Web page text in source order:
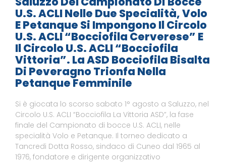
U.S. ACLI Nelle Due Specialità, Volo
E Petanque Si Impongono Il Circolo
U.S. ACLI “Bocciofila Cerverese” E
Il Circolo U.S. ACLI “Bocciofila
Vittoria”. La ASD Bocciofila Bisalta
Di Peveragno Trionfa Nella
Petanque Femminile
Si è giocata lo scorso sabato 1° agosto a Saluzzo, nel
Circolo U.S. ACLI “Bocciofila La Vittoria ASD”, la fase
finale del Campionato di bocce U.S. ACLI, nelle
specialità Volo e Petanque. Il torneo dedicato a
Tancredi Dotta Rosso, sindaco di Cuneo dal 1965 al
1976, fondatore e dirigente organizzativo